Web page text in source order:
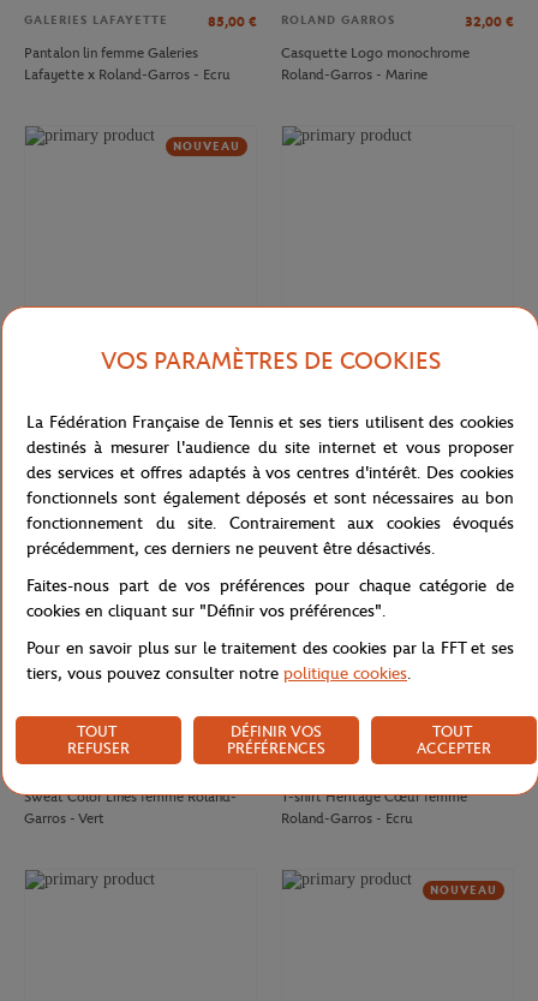
GALERIES LAFAYETTE 85,00 €
Pantalon lin femme Galeries
Lafayette x Roland-Garros - Ecru
ROLAND GARROS 32,00 €
Casquette Logo monochrome
Roland-Garros - Marine
NOUVEAU
Drap de plage officiel joueur•se
Roland-Garros 2026 - Multicolor
T-shirt Chic femme Galeries
Lafayette x Roland-Garros - Blanc
ROLAND GARROS 75,00 €
Sweat Color Lines femme Roland-
Garros - Vert
NOUVEAU
ROLAND GARROS 37,00 €
T-shirt Heritage Cœur femme
Roland-Garros - Ecru
NOUVEAU
VOS PARAMÈTRES DE COOKIES
La Fédération Française de Tennis et ses tiers utilisent des cookies
destinés à mesurer l'audience du site internet et vous proposer
des services et offres adaptés à vos centres d'intérêt. Des cookies
fonctionnels sont également déposés et sont nécessaires au bon
fonctionnement du site. Contrairement aux cookies évoqués
précédemment, ces derniers ne peuvent être désactivés.
Faites-nous part de vos préférences pour chaque catégorie de
cookies en cliquant sur "Définir vos préférences".
Pour en savoir plus sur le traitement des cookies par la FFT et ses
tiers, vous pouvez consulter notre politique cookies.
TOUT
REFUSER
DÉFINIR VOS
PRÉFÉRENCES
TOUT
ACCEPTER